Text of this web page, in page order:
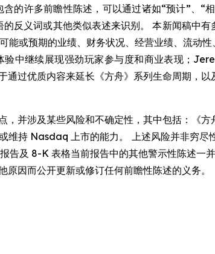
的许多前瞻性陈述，可以通过诸如“预计”、“
反义词或其他类似表述来识别。 本新闻稿中
能或预期的业绩、财务状况、经营业绩、流动
中继续展现强劲玩家参与度和商业表现；
通过优质内容来延长《方舟》系列生命周期，
并涉及某些风险和不确定性，其中包括：《
维持 Nasdaq 上市的能力。 上述风险并非穷
告及 8-K 表格当前报告中的其他警示性陈述一
因而公开更新或修订任何前瞻性陈述的义务。